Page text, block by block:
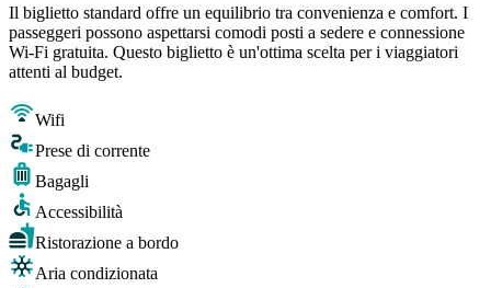
Il biglietto standard offre un equilibrio tra convenienza e comfort. I
passeggeri possono aspettarsi comodi posti a sedere e connessione
Wi-Fi gratuita. Questo biglietto è un'ottima scelta per i viaggiatori
attenti al budget.
Wifi
Prese di corrente
Bagagli
Accessibilità
Ristorazione a bordo
Aria condizionata